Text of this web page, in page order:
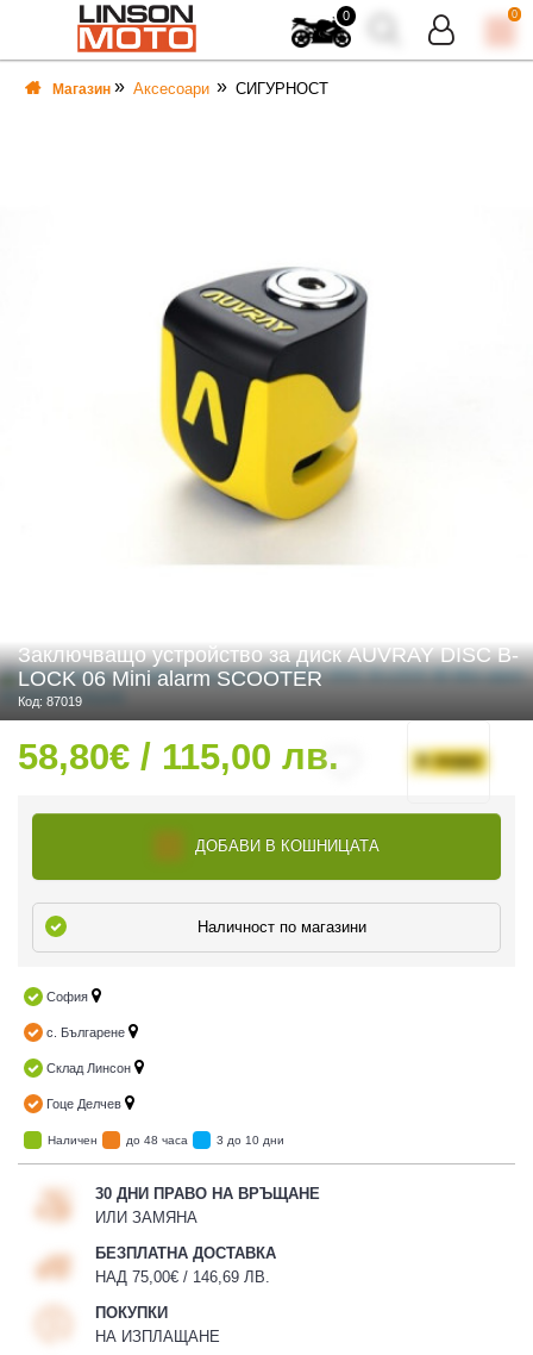
ЕКИПИРОВКА
0 0
Магазин Аксесоари СИГУРНОСТ
Заключващо устройство за диск AUVRAY DISC B-
LOCK 06 Mini alarm SCOOTER
Код: 87019
58,80€ / 115,00 лв.
ДОБАВИ В КОШНИЦАТА
Наличност по магазини
София
с. Българене
Склад Линсон
Гоце Делчев
Наличен до 48 часа 3 до 10 дни
30 ДНИ ПРАВО НА ВРЪЩАНЕ
ИЛИ ЗАМЯНА
БЕЗПЛАТНА ДОСТАВКА
НАД 75,00€ / 146,69 ЛВ.
ПОКУПКИ
НА ИЗПЛАЩАНЕ